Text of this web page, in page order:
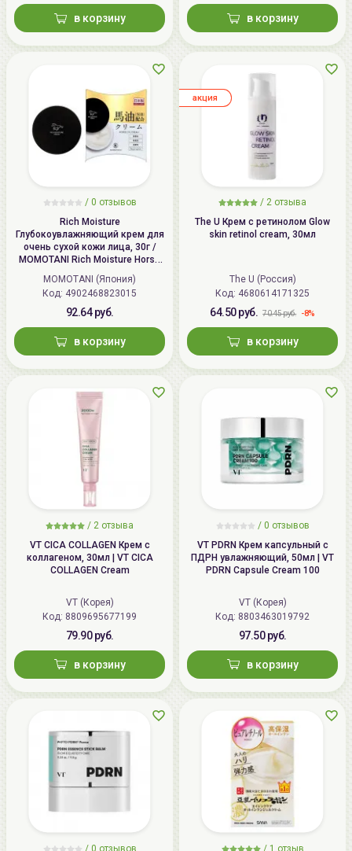
в корзину в корзину
/ 0 отзывов
Rich Moisture
Глубокоувлажняющий крем для
очень сухой кожи лица, 30г /
MOMOTANI Rich Moisture Horse
Oil Cream
MOMOTANI (Япония)
Код: 4902468823015
92.64 руб.
в корзину
/ 2 отзыва
The U Крем с ретинолом Glow
skin retinol cream, 30мл
The U (Россия)
Код: 4680614171325
64.50 руб. 70.45 руб. -8%
в корзину
aкция
/ 2 отзыва
VT CICA COLLAGEN Крем с
коллагеном, 30мл | VT CICA
COLLAGEN Cream
VT (Корея)
Код: 8809695677199
79.90 руб.
в корзину
/ 0 отзывов
VT PDRN Крем капсульный с
ПДРН увлажняющий, 50мл | VT
PDRN Capsule Cream 100
VT (Корея)
Код: 8803463019792
97.50 руб.
в корзину
/ 0 отзывов
/ 1 отзыв